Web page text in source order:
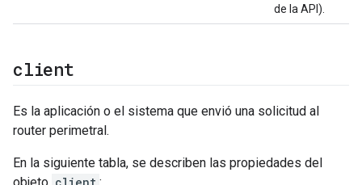
de la API).
client
Es la aplicación o el sistema que envió una solicitud al
router perimetral.
En la siguiente tabla, se describen las propiedades del